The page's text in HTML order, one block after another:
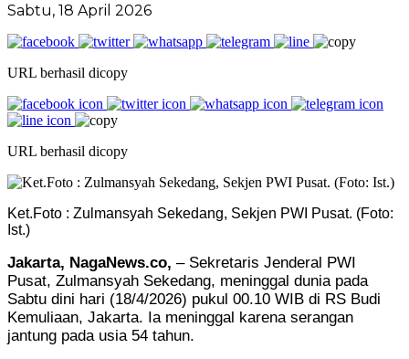
Sabtu, 18 April 2026
URL berhasil dicopy
URL berhasil dicopy
Ket.Foto : Zulmansyah Sekedang, Sekjen PWI Pusat. (Foto:
Ist.)
Jakarta, NagaNews.co, – Sekretaris Jenderal PWI
Pusat, Zulmansyah Sekedang, meninggal dunia pada
Sabtu dini hari (18/4/2026) pukul 00.10 WIB di RS Budi
Kemuliaan, Jakarta. Ia meninggal karena serangan
jantung pada usia 54 tahun.